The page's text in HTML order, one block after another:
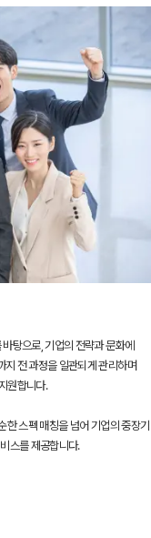
탕으로, 기업의 전략과 문화에
지 전 과정을 일관되게 관리하며
원합니다.
스펙 매칭을 넘어 기업의 중장기
스를 제공합니다.